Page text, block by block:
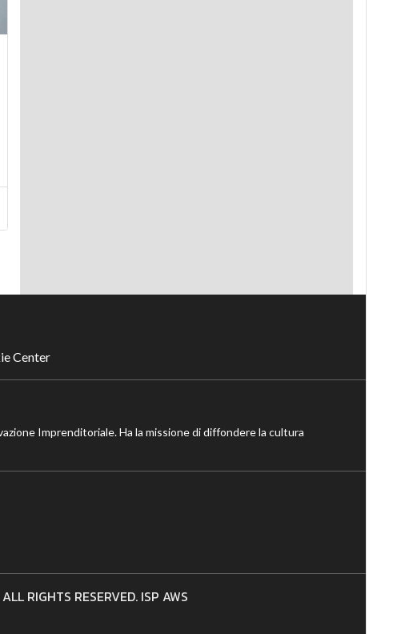
Center
Imprenditoriale. Ha la missione di diffondere la cultura
RESERVED. ISP AWS